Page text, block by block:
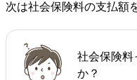
次は社会保険料の支払額
社会保険料
か？